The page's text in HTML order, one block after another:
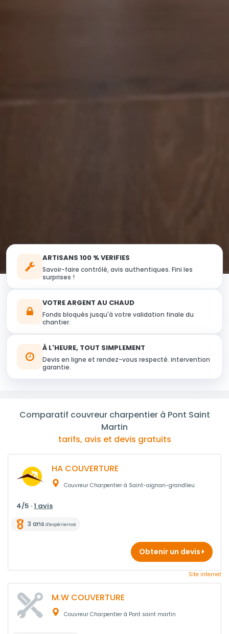
ARTISANS 100 % VERIFIES
Savoir-faire contrôlé, avis authentiques. Fini les
surprises !
VOTRE ARGENT AU CHAUD
Fonds bloqués jusqu'à votre validation finale du
chantier.
À L'HEURE, TOUT SIMPLEMENT
Devis en ligne et rendez-vous respecté. intervention
garantie.
Comparatif couvreur charpentier à Pont Saint
Martin
tarifs, avis et devis gratuits
HA COUVERTURE
Couvreur Charpentier à Saint-aignan-grandlieu
4/5 ·1 avis
3 ans d'expérience
Obtenir un devis
Site internet
M.W COUVERTURE
Couvreur Charpentier à Pont saint martin